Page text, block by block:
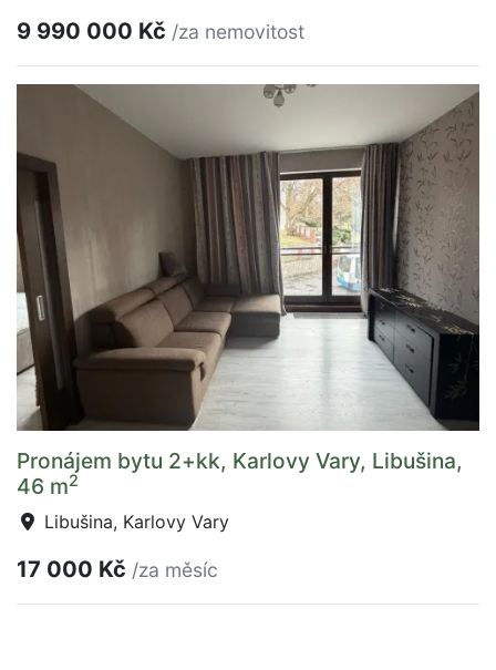
9 990 000 Kč /za nemovitost
Pronájem bytu 2+kk, Karlovy Vary, Libušina,
46 m2
Libušina, Karlovy Vary
17 000 Kč /za měsíc